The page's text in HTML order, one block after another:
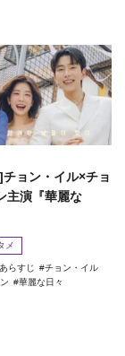
ョン・イル×チョ
主演『華麗な
メ
あらすじ
チョン・イル
華麗な日々